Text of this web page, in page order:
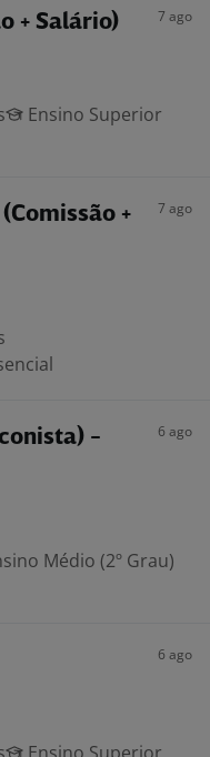
+ Salário) 7 ago
Ensino Superior
+
7 ago
-
6 ago
Médio (2º Grau)
6 ago